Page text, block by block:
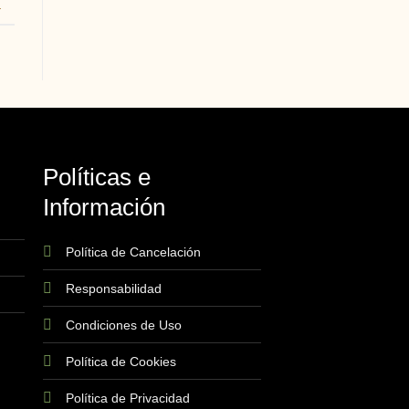
Políticas e
Información
Política de Cancelación
Responsabilidad
Condiciones de Uso
Política de Cookies
Política de Privacidad